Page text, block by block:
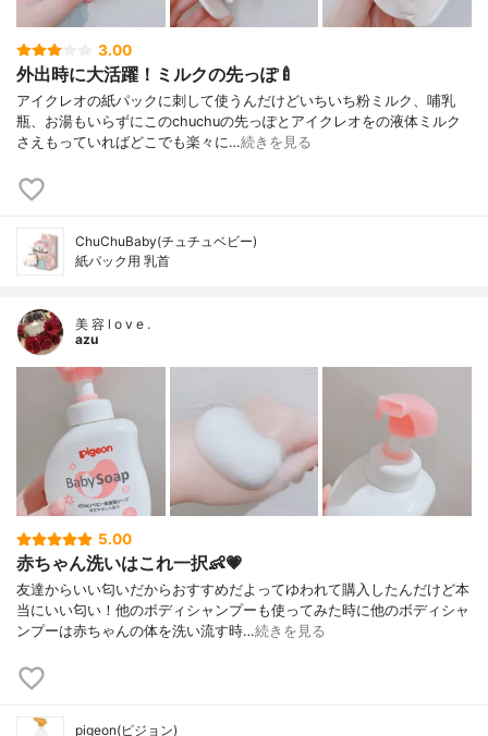
3.00
外出時に大活躍！ミルクの先っぽ🍼
アイクレオの紙パックに刺して使うんだけどいちいち粉ミルク、哺乳
瓶、お湯もいらずにこのchuchuの先っぽとアイクレオをの液体ミルク
さえもっていればどこでも楽々に…続きを見る
ChuChuBaby(チュチュベビー)
紙パック用 乳首
美 容 l o v e .
azu
5.00
赤ちゃん洗いはこれ一択👶💗
友達からいい匂いだからおすすめだよってゆわれて購入したんだけど本
当にいい匂い！他のボディシャンプーも使ってみた時に他のボディシャ
ンプーは赤ちゃんの体を洗い流す時…続きを見る
pigeon(ピジョン)